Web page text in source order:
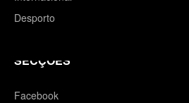
Desporto
SECÇÕES
Facebook